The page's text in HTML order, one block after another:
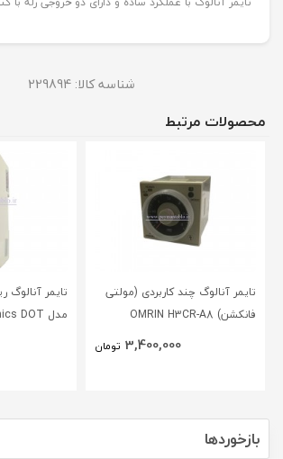
شناسه کالا: 229894
محصولات مرتبط
تایمر آنالوگ چند کاربردی (مولتی
فانکشن) OMRIN H3CR-A8
3,400,000 تومان
تایمر آنالوگ
مدل Borna Electronics DOT
بازخوردها